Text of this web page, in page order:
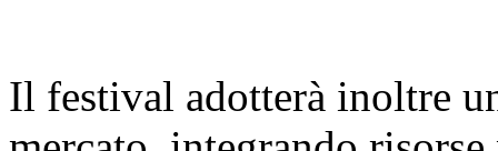
Il festival adotterà inoltre